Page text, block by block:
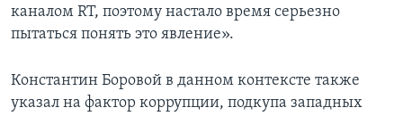
каналом RT, поэтому настало время серьезно
пытаться понять это явление».
Константин Боровой в данном контексте также
указал на фактор коррупции, подкупа западных